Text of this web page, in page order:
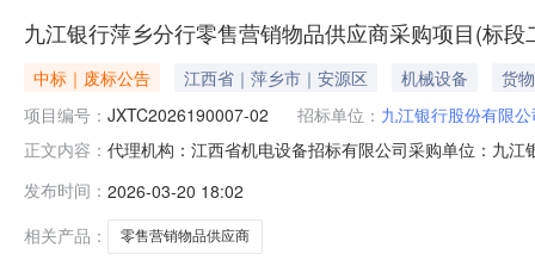
九江银行萍乡分行零售营销物品供应商采购项目(标
中标｜废标公告 江西省｜萍乡市｜安源区 机械设备
货物
项目编号： JXTC2026190007-02 招标单位： 九江银行股份有限
正文内容： 代理机构：江西省机电设备招标有限公司采购单位：九
应商采购项目（标段二：上栗）（项目编号：
发布时间： 2026-03-20 18:02
相关产品：
零售营销物品供应商